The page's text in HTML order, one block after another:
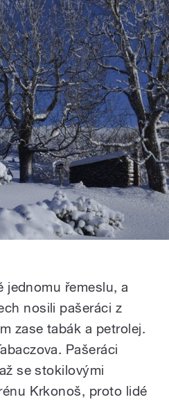
jednomu řemeslu, a
nosili pašeráci z
zase tabák a petrolej.
Pašeráci
se stokilovými
Krkonoš, proto lidé